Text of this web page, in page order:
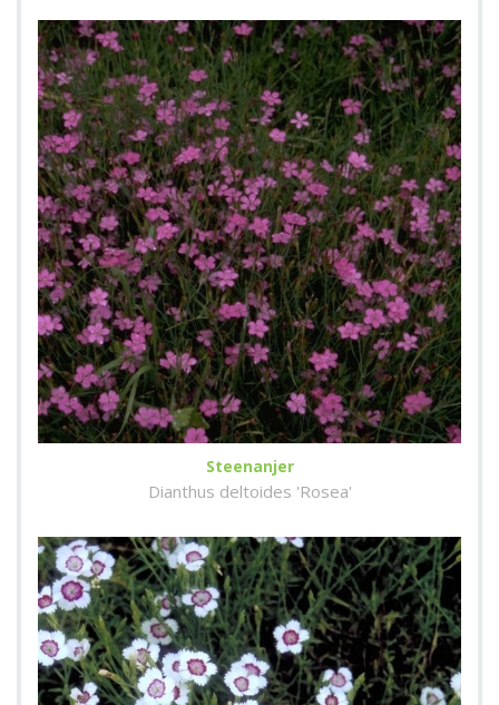
Steenanjer
Dianthus deltoides 'Rosea'